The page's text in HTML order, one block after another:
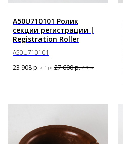
A50U710101 Ролик
секции регистрации |
Registration Roller
A50U710101
23 908р. / 1 pc 27 600р. / 1 pc